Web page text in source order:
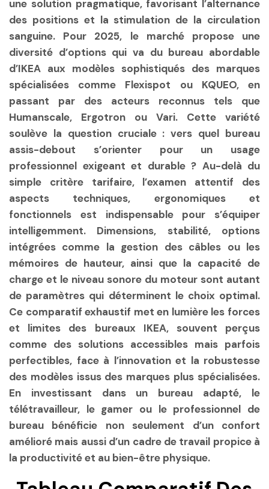
une solution pragmatique, favorisant l’alternance
des positions et la stimulation de la circulation
sanguine. Pour 2025, le marché propose une
diversité d’options qui va du bureau abordable
d’IKEA aux modèles sophistiqués des marques
spécialisées comme Flexispot ou KQUEO, en
passant par des acteurs reconnus tels que
Humanscale, Ergotron ou Vari. Cette variété
soulève la question cruciale : vers quel bureau
assis-debout s’orienter pour un usage
professionnel exigeant et durable ? Au-delà du
simple critère tarifaire, l’examen attentif des
aspects techniques, ergonomiques et
fonctionnels est indispensable pour s’équiper
intelligemment. Dimensions, stabilité, options
intégrées comme la gestion des câbles ou les
mémoires de hauteur, ainsi que la capacité de
charge et le niveau sonore du moteur sont autant
de paramètres qui déterminent le choix optimal.
Ce comparatif exhaustif met en lumière les forces
et limites des bureaux IKEA, souvent perçus
comme des solutions accessibles mais parfois
perfectibles, face à l’innovation et la robustesse
des modèles issus des marques plus spécialisées.
En investissant dans un bureau adapté, le
télétravailleur, le gamer ou le professionnel de
bureau bénéficie non seulement d’un confort
amélioré mais aussi d’un cadre de travail propice à
la productivité et au bien-être physique.